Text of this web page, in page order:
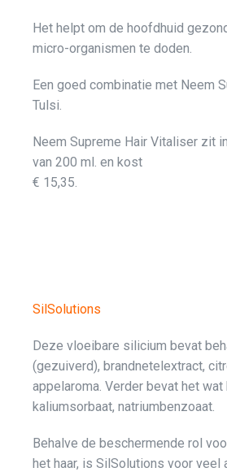
Het helpt om de hoofdhuid
micro-organismen te doden.
Een goed combinatie met Neem
Tulsi.
Neem Supreme Hair Vitaliser zit
van 200 ml. en kost
€ 15,35.
SilSolutions
Deze vloeibare silicium bevat
(gezuiverd), brandnetelextract,
appelaroma. Verder bevat het
kaliumsorbaat, natriumbenzoaat.
Behalve de beschermende rol
het haar, is SilSolutions voor veel